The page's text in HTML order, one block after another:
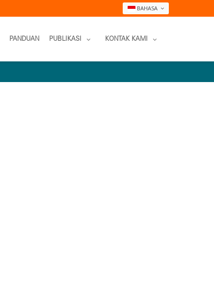
BAHASA
PANDUAN PUBLIKASI KONTAK KAMI